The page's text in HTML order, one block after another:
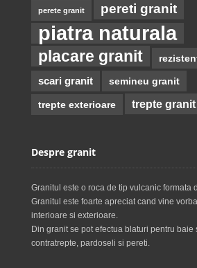
perete granit pereti granit
piatra naturala
placare granit
scari granit semineu granit
trepte exterioare trepte granit
Despre granit
Granitul este o roca de tip vulcanic formata
Granitul este foarte apreciat cand vine
interioare si exterioare.
Din granit se pot efectua blaturi pentru baie
contratrepte, pardoseli si pereti.